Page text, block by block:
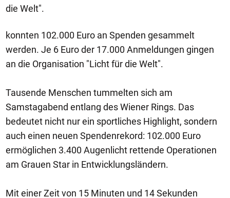
die Welt".
konnten 102.000 Euro an Spenden gesammelt
werden. Je 6 Euro der 17.000 Anmeldungen gingen
an die Organisation "Licht für die Welt".
Tausende Menschen tummelten sich am
Samstagabend entlang des Wiener Rings. Das
bedeutet nicht nur ein sportliches Highlight, sondern
auch einen neuen Spendenrekord: 102.000 Euro
ermöglichen 3.400 Augenlicht rettende Operationen
am Grauen Star in Entwicklungsländern.
Mit einer Zeit von 15 Minuten und 14 Sekunden